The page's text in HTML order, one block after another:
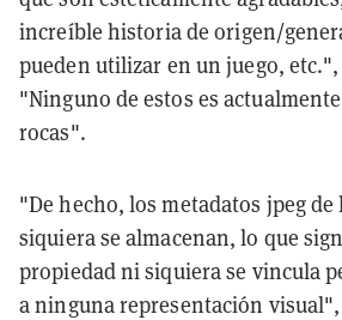
increíble historia de origen/
pueden utilizar en un juego,
"Ninguno de estos es
rocas".
"De hecho, los metadatos jpeg de
siquiera se almacenan, lo que
propiedad ni siquiera se vincula
a ninguna representación